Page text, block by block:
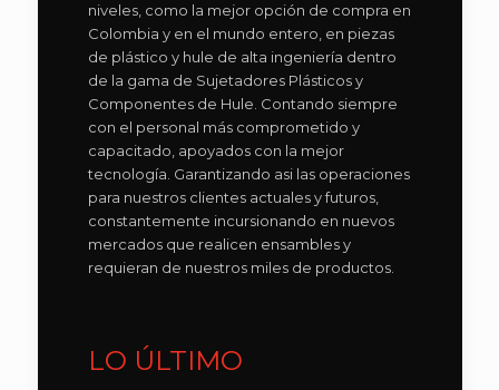
niveles, como la mejor opción de compra en
Colombia y en el mundo entero, en piezas
de plástico y hule de alta ingeniería dentro
de la gama de Sujetadores Plásticos y
Componentes de Hule. Contando siempre
con el personal más comprometido y
capacitado, apoyados con la mejor
tecnología. Garantizando asi las operaciones
para nuestros clientes actuales y futuros,
constantemente incursionando en nuevos
mercados que realicen ensambles y
requieran de nuestros miles de productos.
LO ÚLTIMO